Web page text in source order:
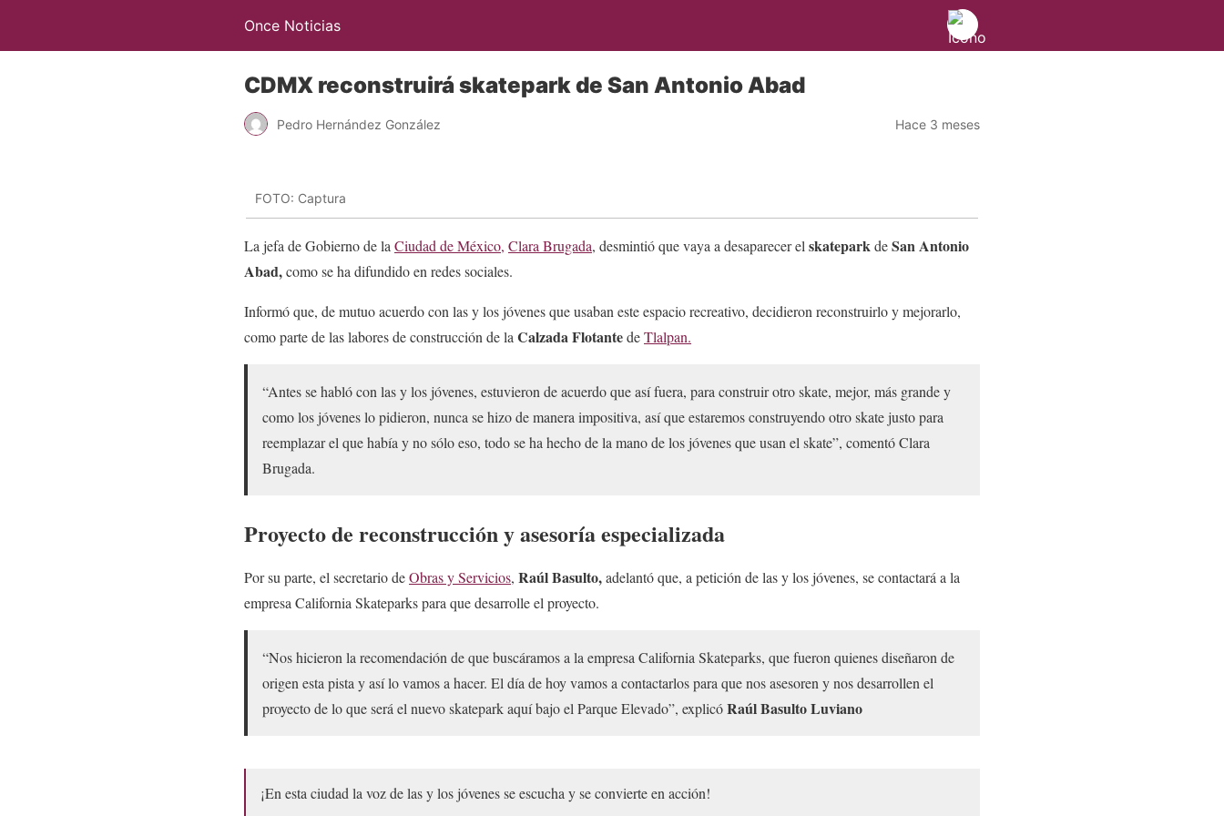
Once Noticias
CDMX reconstruirá skatepark de San Antonio Abad
Pedro Hernández González Hace 3 meses
FOTO: Captura
La jefa de Gobierno de la Ciudad de México, Clara Brugada, desmintió que vaya a desaparecer el skateparkdeSan Antonio
Abad,como se ha difundido en redes sociales.
Informó que, de mutuo acuerdo con las y los jóvenes que usaban este espacio recreativo, decidieron reconstruirlo y mejorarlo,
como parte de las labores de construcción de la Calzada FlotantedeTlalpan.
“Antes se habló con las y los jóvenes, estuvieron de acuerdo que así fuera, para construir otro skate, mejor, más grande y
como los jóvenes lo pidieron, nunca se hizo de manera impositiva, así que estaremos construyendo otro skate justo para
reemplazar el que había y no sólo eso, todo se ha hecho de la mano de los jóvenes que usan el skate”, comentó Clara
Brugada.
Proyecto de reconstrucción y asesoría especializada
Por su parte, el secretario deObras y Servicios, Raúl Basulto,adelantó que, a petición de las y los jóvenes, se contactará a la
empresa California Skateparks para que desarrolle el proyecto.
“Nos hicieron la recomendación de que buscáramos a la empresa California Skateparks, que fueron quienes diseñaron de
origen esta pista y así lo vamos a hacer. El día de hoy vamos a contactarlos para que nos asesoren y nos desarrollen el
proyecto de lo que será el nuevo skatepark aquí bajo el Parque Elevado”, explicóRaúl Basulto Luviano
¡En esta ciudad la voz de las y los jóvenes se escucha y se convierte en acción!